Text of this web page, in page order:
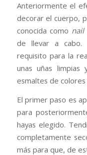
Anteriormente el
decorar el cuerpo,
conocida como nail
de llevar a cabo.
requisito para la
unas uñas
esmaltes de
El primer paso es
para
hayas elegido.
completamente
más para que, de